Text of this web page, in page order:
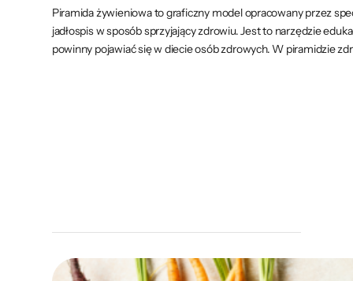
Piramida żywieniowa to graficzny model opracowany przez
jadłospis w sposób sprzyjający zdrowiu. Jest to narzędzie
powinny pojawiać się w diecie osób zdrowych. W piramidzie